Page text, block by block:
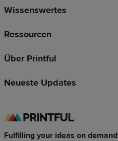
Wissenswertes
Ressourcen
Über Printful
Neueste Updates
Fulfilling your ideas on demand